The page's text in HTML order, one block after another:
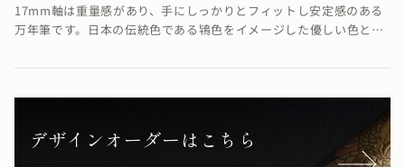
17mm軸は重量感があり、手にしっかりとフィットし安定感のある
万年筆です。日本の伝統色である鴇色をイメージした優しい色と溜
ています。溜塗の技法で鴇の羽のような「鴇色」を表現していま
デザインオーダーはこちら